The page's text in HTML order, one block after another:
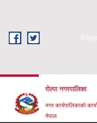
रोल्पा नगरपालिका
नगर कार्यपालिकाको
नेपाल